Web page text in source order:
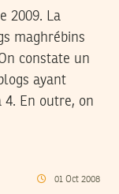
2009. La
maghrébins
constate un
ayant
En outre, on
01 Oct 2008